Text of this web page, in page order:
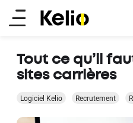
Aller
auMain
Tout ce qu’il
sites carrières
Logiciel Kelio Recrutement